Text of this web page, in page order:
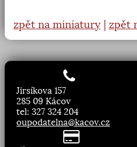
zpět na miniatury zpět
Jirsíkova 157
285 09 Kácov
tel: 327 324 204
oupodatelna@kacov.cz